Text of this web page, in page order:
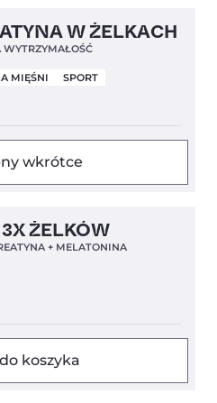
4,5
W ŻELKACH
MIĘŚNI SPORT
wkrótce
ŻELKÓW
+ MELATONINA
koszyka